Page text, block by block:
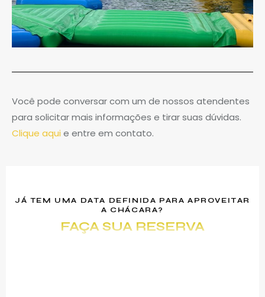
Você pode conversar com um de nossos atendentes
para solicitar mais informações e tirar suas dúvidas.
Clique aqui e entre em contato.
JÁ TEM UMA DATA DEFINIDA PARA APROVEITAR
A CHÁCARA?
FAÇA SUA RESERVA